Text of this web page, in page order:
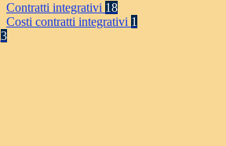
Contratti integrativi 18
Costi contratti integrativi 1
3